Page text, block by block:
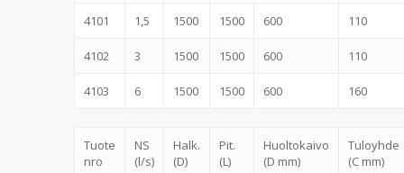
4101 1,5 1500 1500 600 110
4102 3 1500 1500 600 110
4103 6 1500 1500 600 160
Tuote
nro
NS
(l/s)
Halk.
(D)
Pit.
(L)
Huoltokaivo
(D mm)
Tuloyhde
(C mm)